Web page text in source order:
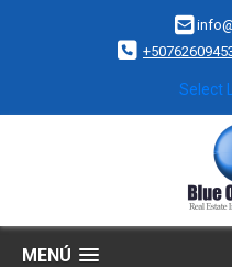
Select
MENÚ